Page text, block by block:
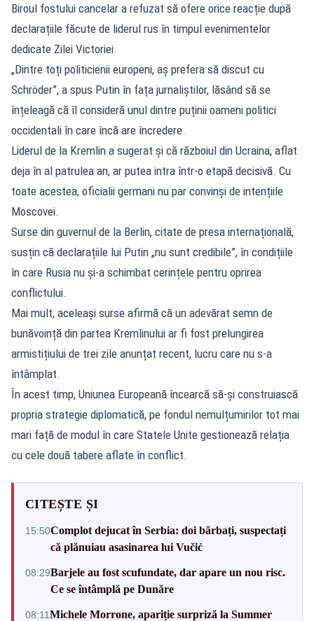
Biroul fostului cancelar a refuzat să ofere orice reacție după
declarațiile făcute de liderul rus în timpul evenimentelor
dedicate Zilei Victoriei.
„Dintre toți politicienii europeni, aș prefera să discut cu
Schröder”, a spus Putin în fața jurnaliștilor, lăsând să se
înțeleagă că îl consideră unul dintre puținii oameni politici
occidentali în care încă are încredere.
Liderul de la Kremlin a sugerat și că războiul din Ucraina, aflat
deja în al patrulea an, ar putea intra într-o etapă decisivă. Cu
toate acestea, oficialii germani nu par convinși de intențiile
Moscovei.
Surse din guvernul de la Berlin, citate de presa internațională,
susțin că declarațiile lui Putin „nu sunt credibile”, în condițiile
în care Rusia nu și-a schimbat cerințele pentru oprirea
conflictului.
Mai mult, aceleași surse afirmă că un adevărat semn de
bunăvoință din partea Kremlinului ar fi fost prelungirea
armistițiului de trei zile anunțat recent, lucru care nu s-a
întâmplat.
În acest timp, Uniunea Europeană încearcă să-și construiască
propria strategie diplomatică, pe fondul nemulțumirilor tot mai
mari față de modul în care Statele Unite gestionează relația
cu cele două tabere aflate în conflict.
CITEȘTE ȘI
15:50Complot dejucat în Serbia: doi bărbați, suspectați
că plănuiau asasinarea lui Vučić
08:29Barjele au fost scufundate, dar apare un nou risc.
Ce se întâmplă pe Dunăre
08:11Michele Morrone, apariție surpriză la Summer